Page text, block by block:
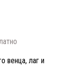
венца, лаг и